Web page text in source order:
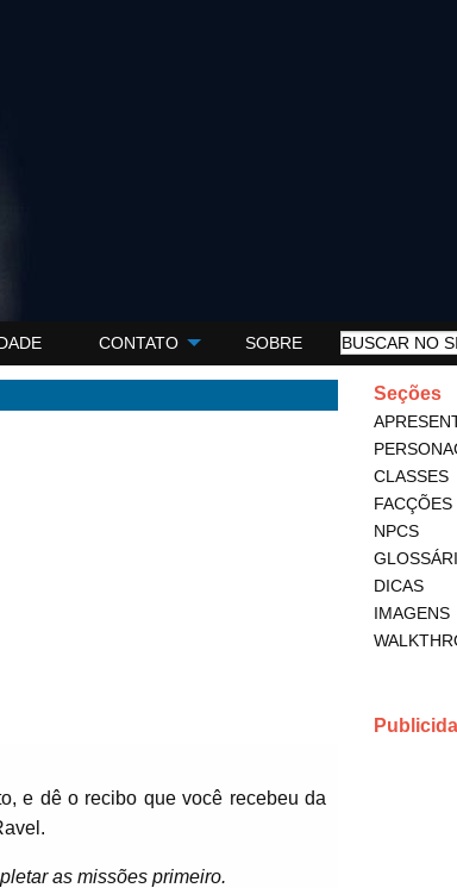
CONTATO SOBRE
e dê o recibo que você recebeu da
as missões primeiro.
Seções
CLASSES
FACÇÕES
NPCS
DICAS
IMAGENS